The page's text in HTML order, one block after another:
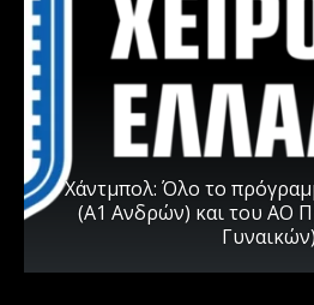
Χάντμπολ: Όλο το
(Α1 Ανδρών) και του ΑΟ
Γυναικών)